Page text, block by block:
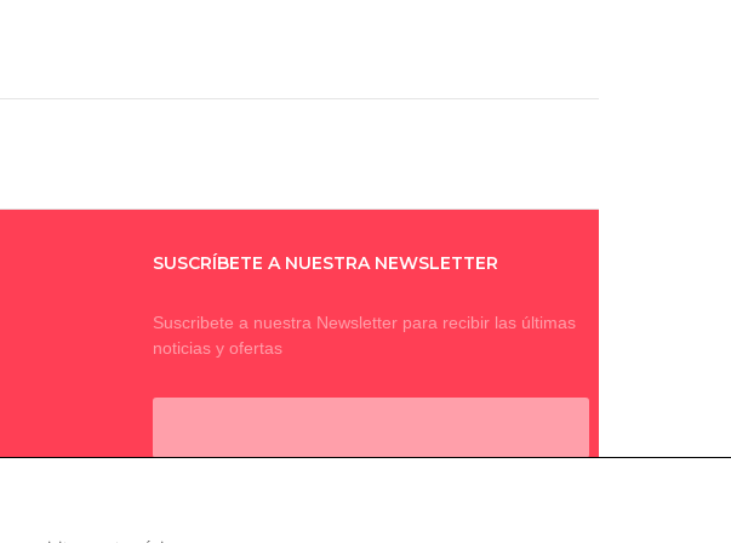
SUSCRÍBETE A NUESTRA NEWSLETTER
Suscribete a nuestra Newsletter para recibir las últimas
noticias y ofertas